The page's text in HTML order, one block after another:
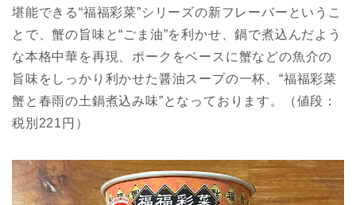
堪能できる“福福彩菜”シリーズの新フレーバーというこ
とで、蟹の旨味と“ごま油”を利かせ、鍋で煮込んだよう
な本格中華を再現、ポークをベースに蟹などの魚介の
旨味をしっかり利かせた醤油スープの一杯、“福福彩菜
蟹と春雨の土鍋煮込み味”となっております。（値段：
税別221円）